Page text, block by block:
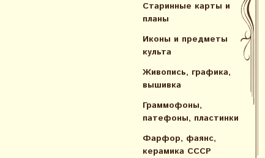
Старинные карты и
планы
Иконы и предметы
культа
Живопись, графика,
вышивка
Граммофоны,
патефоны, пластинки
Фарфор, фаянс,
керамика СССР